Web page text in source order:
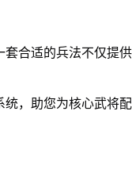
合适的兵法不仅提
，助您为核心武将配